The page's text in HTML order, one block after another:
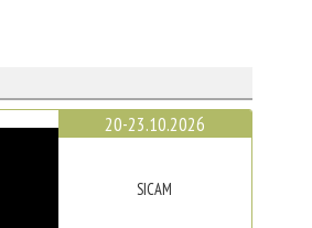
20-23.10.2026
SICAM